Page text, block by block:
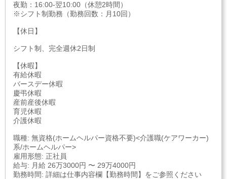
夜勤：16:00-翌10:00（休憩2時間）
※シフト制勤務（勤務回数：月10回）
【休日】
シフト制、完全週休2日制
【休暇】
有給休暇
バースデー休暇
慶弔休暇
産前産後休暇
育児休暇
介護休暇
職種: 無資格(ホームヘルパー資格不要)<介護職(ケアワーカー)
系/ホームヘルパー>
雇用形態: 正社員
給与: 月給 26万3000円 〜 29万4000円
勤務時間: 詳細は仕事内容欄【勤務時間】をご参照ください